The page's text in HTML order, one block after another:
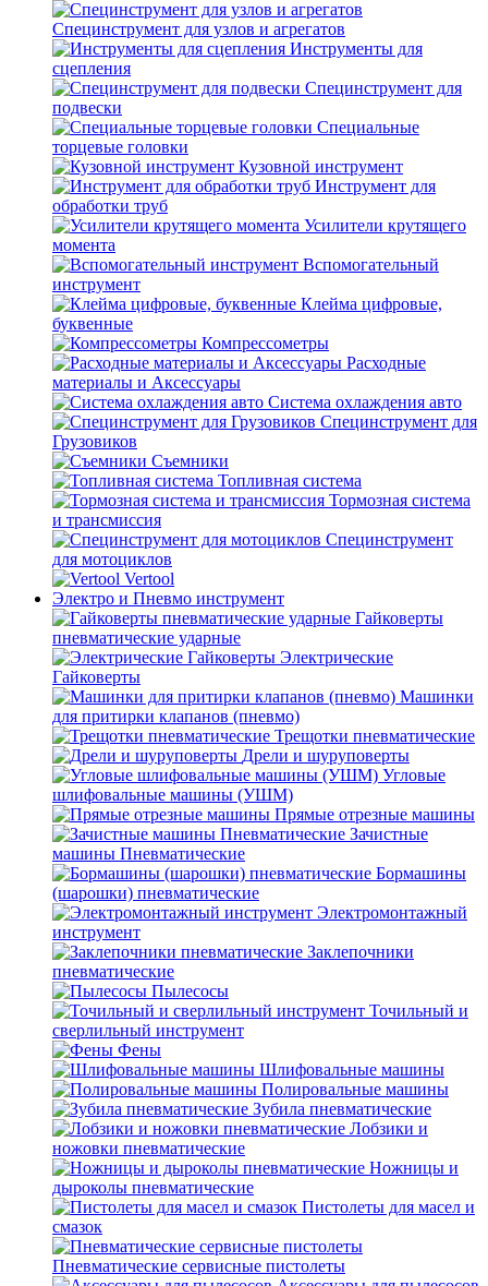
Специнструмент для узлов и агрегатов
Инструменты для
сцепления
Специнструмент для
подвески
Специальные
торцевые головки
Кузовной инструмент
Инструмент для
обработки труб
Усилители крутящего
момента
Вспомогательный
инструмент
Клейма цифровые,
буквенные
Компрессометры
Расходные
материалы и Аксессуары
Система охлаждения авто
Специнструмент для
Грузовиков
Съемники
Топливная система
Тормозная система
и трансмиссия
Специнструмент
для мотоциклов
Vertool
Электро и Пневмо инструмент
Гайковерты
пневматические ударные
Электрические
Гайковерты
Машинки
для притирки клапанов (пневмо)
Трещотки пневматические
Дрели и шуруповерты
Угловые
шлифовальные машины (УШМ)
Прямые отрезные машины
Зачистные
машины Пневматические
Бормашины
(шарошки) пневматические
Электромонтажный
инструмент
Заклепочники
пневматические
Пылесосы
Точильный и
сверлильный инструмент
Фены
Шлифовальные машины
Полировальные машины
Зубила пневматические
Лобзики и
ножовки пневматические
Ножницы и
дыроколы пневматические
Пистолеты для масел и
смазок
Пневматические сервисные пистолеты